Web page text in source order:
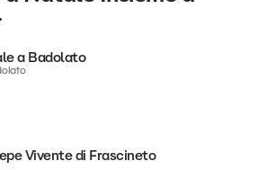
a Badolato
Vivente di Frascineto